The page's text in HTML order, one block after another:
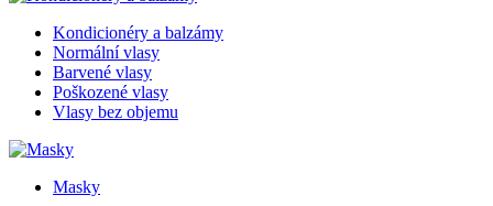
Kondicionéry a balzámy
Normální vlasy
Barvené vlasy
Poškozené vlasy
Vlasy bez objemu
Masky